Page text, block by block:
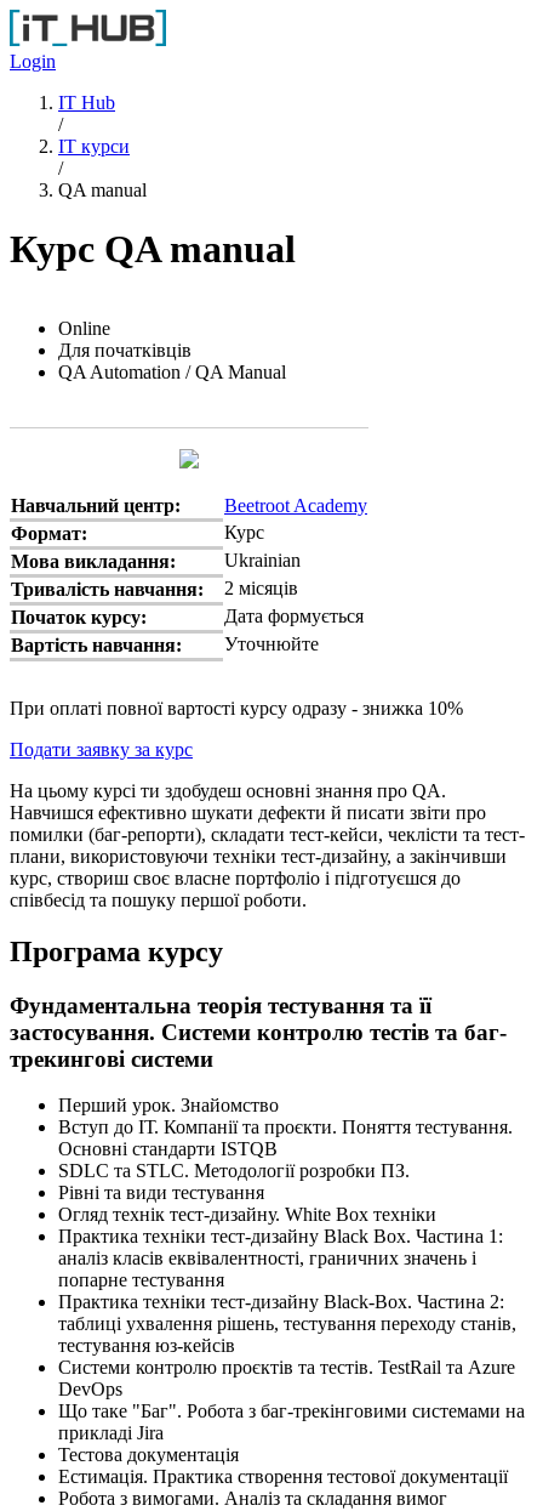
Перейти до основного вмісту
Login
IT Hub
/
IT курси
/
QA manual
Курс QA manual
Online
Для початківців
QA Automation / QA Manual
Навчальний центр:
Beetroot Academy
Формат:
Курс
Мова викладання:
Ukrainian
Тривалість навчання:
2 місяців
Початок курсу:
Дата формується
Вартість навчання:
Уточнюйте
При оплаті повної вартості курсу одразу - знижка 10%
Подати заявку за курс
На цьому курсі ти здобудеш основні знання про QA.
Навчишся ефективно шукати дефекти й писати звіти про
помилки (баг-репорти), складати тест-кейси, чеклісти та тест-
плани, використовуючи техніки тест-дизайну, а закінчивши
курс, створиш своє власне портфоліо і підготуєшся до
співбесід та пошуку першої роботи.
Програма курсу
Фундаментальна теорія тестування та її
застосування. Системи контролю тестів та баг-
трекингові системи
Перший урок. Знайомство
Вступ до ІТ. Компанії та проєкти. Поняття тестування.
Основні стандарти ISTQB
SDLC та STLC. Методології розробки ПЗ.
Рівні та види тестування
Огляд технік тест-дизайну. White Box техніки
Практика техніки тест-дизайну Black Box. Частина 1:
аналіз класів еквівалентності, граничних значень і
попарне тестування
Практика техніки тест-дизайну Black-Box. Частина 2:
таблиці ухвалення рішень, тестування переходу станів,
тестування юз-кейсів
Системи контролю проєктів та тестів. TestRail та Azure
DevOps
Що таке "Баг". Робота з баг-трекінговими системами на
прикладі Jira
Тестова документація
Естимація. Практика створення тестової документації
Робота з вимогами. Аналіз та складання вимог